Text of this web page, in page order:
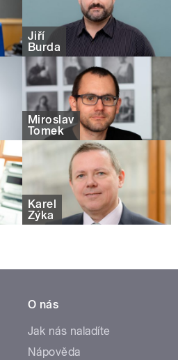
Jiří
Burda
Miroslav
Tomek
Karel
Zýka
O nás
Jak nás naladíte
Nápověda